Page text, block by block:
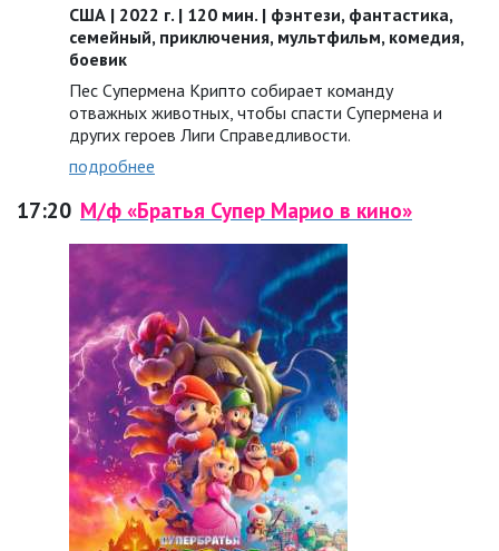
США | 2022 г. | 120 мин. | фэнтези, фантастика,
семейный, приключения, мультфильм, комедия,
боевик
Пес Супермена Крипто собирает команду
отважных животных, чтобы спасти Супермена и
других героев Лиги Справедливости.
подробнее
17:20 М/ф «Братья Супер Марио в кино»